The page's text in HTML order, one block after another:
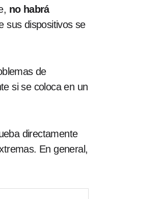
no habrá
sus dispositivos se
de
si se coloca en un
directamente
En general,